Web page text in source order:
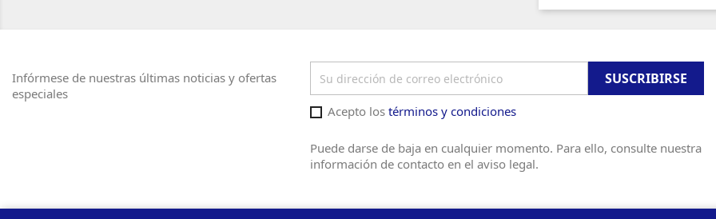
Infórmese de nuestras últimas noticias y ofertas
especiales
Acepto lostérminos y condiciones
Puede darse de baja en cualquier momento. Para ello, consulte nuestra
información de contacto en el aviso legal.